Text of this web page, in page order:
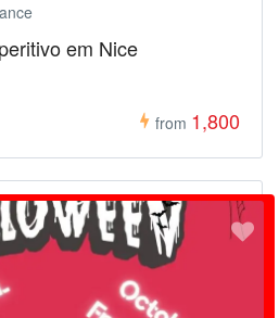
em Nice
from 1,800